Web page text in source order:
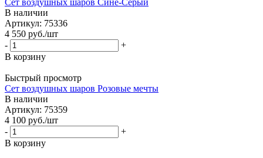
В наличии
Артикул: 75336
4 550 руб./шт
-
+
В корзину
Быстрый просмотр
Сет воздушных шаров Розовые мечты
В наличии
Артикул: 75359
4 100 руб./шт
-
+
В корзину